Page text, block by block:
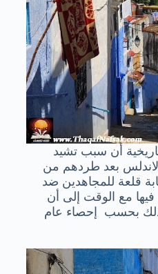
أن سبب تشيد
بعد طردهم من
قلعة للمجاهدين ضد
فيها مع الوقت إلى أن
نسمة وذلك بحسب إحصاء عام